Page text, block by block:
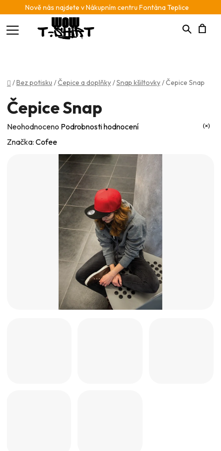
Nově nás najdete v Nákupním centru Fontána Teplice
Hledat
Domů
/Bez potisku /Čepice a doplňky/Snap kšiltovky/Čepice Snap
Čepice Snap
Průměrné
hodnocení
Neohodnoceno Podrobnosti hodnocení
Značka: Cofee